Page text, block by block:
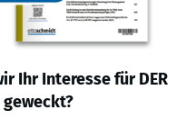
Ihr Interesse für DER
geweckt?